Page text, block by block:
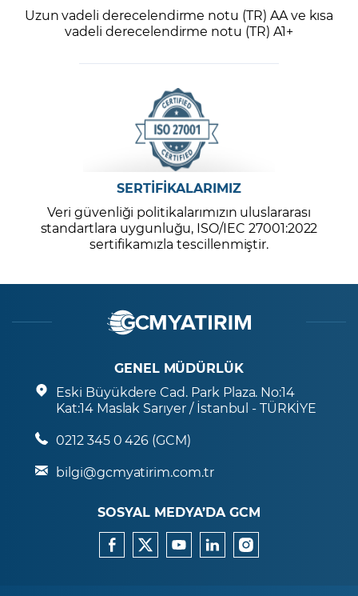
Uzun vadeli derecelendirme notu (TR) AA ve kısa
vadeli derecelendirme notu (TR) A1+
SERTİFİKALARIMIZ
Veri güvenliği politikalarımızın uluslararası
standartlara uygunluğu, ISO/IEC 27001:2022
sertifikamızla tescillenmiştir.
GENEL MÜDÜRLÜK
Eski Büyükdere Cad. Park Plaza. No:14
Kat:14 Maslak Sarıyer / İstanbul - TÜRKİYE
0212 345 0 426 (GCM)
bilgi@gcmyatirim.com.tr
SOSYAL MEDYA’DA GCM